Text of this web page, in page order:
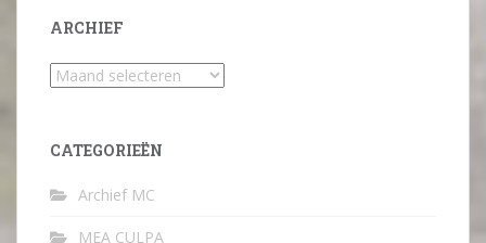
ARCHIEF
Archief
CATEGORIEËN
Archief MC
MEA CULPA